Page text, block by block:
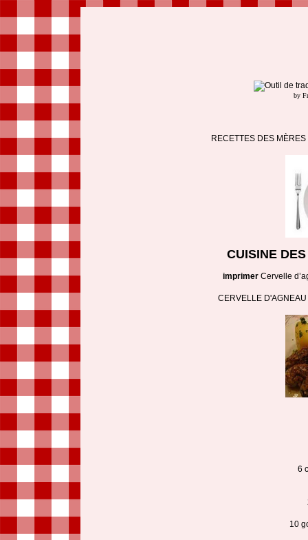
by
RECETTES DES
CUISINE
imprimer Cervelle
CERVELLE
6
10